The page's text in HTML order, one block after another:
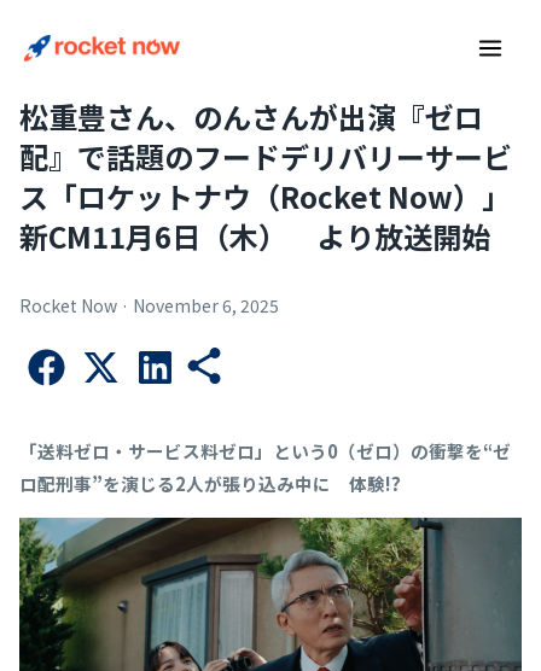
松重豊さん、のんさんが出演『ゼロ
配』で話題のフードデリバリーサービ
ス「ロケットナウ（Rocket Now）」
新CM11月6日（木） より放送開始
Rocket Now · November 6, 2025
「送料ゼロ・サービス料ゼロ」という0（ゼロ）の衝撃を“ゼ
ロ配刑事”を演じる2人が張り込み中に 体験!?